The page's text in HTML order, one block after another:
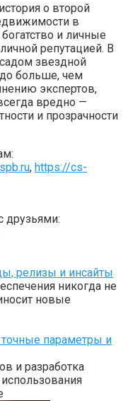
о второй
в
и личные
репутацией. В
звездной
больше, чем
экспертов,
вредно —
и прозрачности
, https://cs-
друзьями:
релизы и инсайты
никогда не
новые
параметры и
и разработка